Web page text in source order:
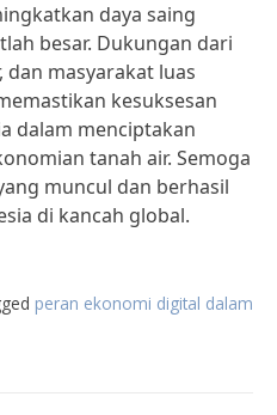
daya saing
besar. Dukungan dari
masyarakat luas
kesuksesan
dalam menciptakan
tanah air. Semoga
muncul dan berhasil
di kancah global.
peran ekonomi digital dalam